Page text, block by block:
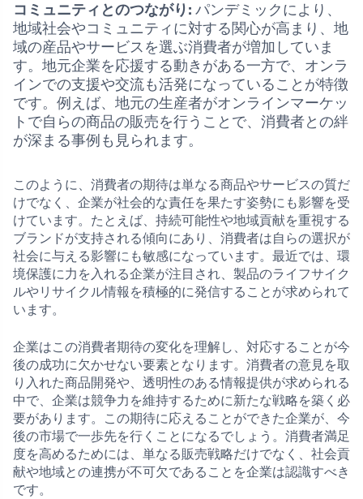
コミュニティとのつながり: パンデミックにより、
地域社会やコミュニティに対する関心が高まり、地
域の産品やサービスを選ぶ消費者が増加していま
す。地元企業を応援する動きがある一方で、オンラ
インでの支援や交流も活発になっていることが特徴
です。例えば、地元の生産者がオンラインマーケッ
トで自らの商品の販売を行うことで、消費者との絆
が深まる事例も見られます。
このように、消費者の期待は単なる商品やサービスの質だ
けでなく、企業が社会的な責任を果たす姿勢にも影響を受
けています。たとえば、持続可能性や地域貢献を重視する
ブランドが支持される傾向にあり、消費者は自らの選択が
社会に与える影響にも敏感になっています。最近では、環
境保護に力を入れる企業が注目され、製品のライフサイク
ルやリサイクル情報を積極的に発信することが求められて
います。
企業はこの消費者期待の変化を理解し、対応することが今
後の成功に欠かせない要素となります。消費者の意見を取
り入れた商品開発や、透明性のある情報提供が求められる
中で、企業は競争力を維持するために新たな戦略を築く必
要があります。この期待に応えることができた企業が、今
後の市場で一歩先を行くことになるでしょう。消費者満足
度を高めるためには、単なる販売戦略だけでなく、社会貢
献や地域との連携が不可欠であることを企業は認識すべき
です。